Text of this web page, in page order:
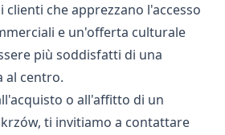
clienti che apprezzano l'accesso
e un'offerta culturale
più soddisfatti di una
al centro.
o all'affitto di un
ti invitiamo a contattare